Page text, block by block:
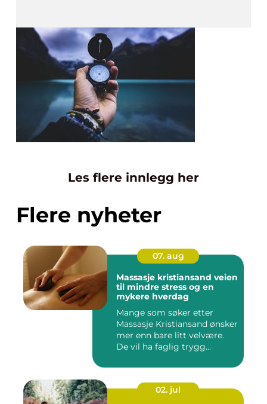
Les flere innlegg her
Flere nyheter
07. aug
Massasje kristiansand veien
til mindre stress og en
mykere hverdag
Mange som søker etter
Massasje Kristiansand ønsker
mer enn bare litt velvære.
De vil ha faglig trygg...
02. jul